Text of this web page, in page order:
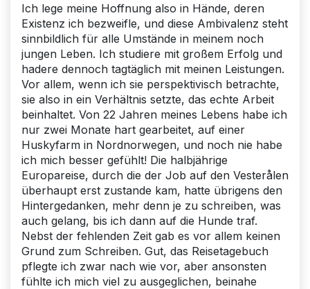
Ich lege meine Hoffnung also in Hände, deren
Existenz ich bezweifle, und diese Ambivalenz steht
sinnbildlich für alle Umstände in meinem noch
jungen Leben. Ich studiere mit großem Erfolg und
hadere dennoch tagtäglich mit meinen Leistungen.
Vor allem, wenn ich sie perspektivisch betrachte,
sie also in ein Verhältnis setzte, das echte Arbeit
beinhaltet. Von 22 Jahren meines Lebens habe ich
nur zwei Monate hart gearbeitet, auf einer
Huskyfarm in Nordnorwegen, und noch nie habe
ich mich besser gefühlt! Die halbjährige
Europareise, durch die der Job auf den Vesterålen
überhaupt erst zustande kam, hatte übrigens den
Hintergedanken, mehr denn je zu schreiben, was
auch gelang, bis ich dann auf die Hunde traf.
Nebst der fehlenden Zeit gab es vor allem keinen
Grund zum Schreiben. Gut, das Reisetagebuch
pflegte ich zwar nach wie vor, aber ansonsten
fühlte ich mich viel zu ausgeglichen, beinahe